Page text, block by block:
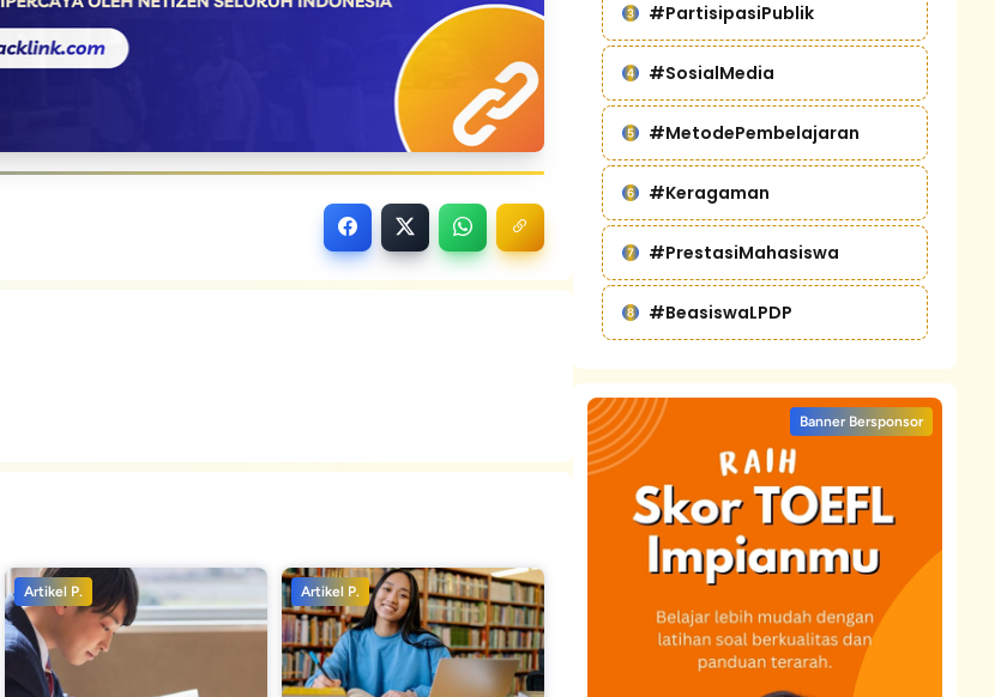
Artikel P. Artikel P.
#PartisipasiPublik
#SosialMedia
#MetodePembelajaran
#Keragaman
#PrestasiMahasiswa
#BeasiswaLPDP
Banner Bersponsor